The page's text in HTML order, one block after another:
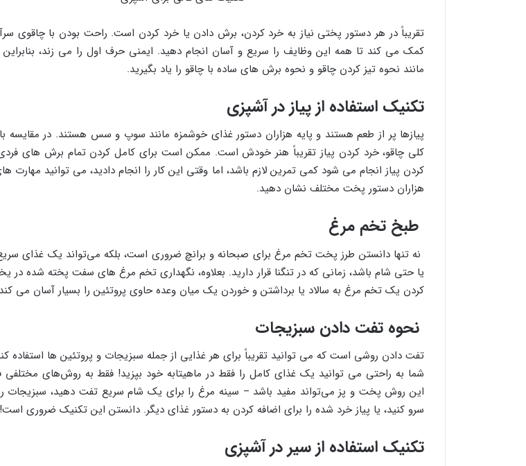
تقریباً در هر دستور پختی نیاز به خرد کردن، برش دادن یا خرد کردن است. راحت بودن با چاقوی
کمک می کند تا همه این وظایف را سریع و آسان انجام دهید. ایمنی حرف اول را می زند، بنابراین
مانند نحوه تیز کردن چاقو و نحوه برش های ساده با چاقو را یاد بگیرید.
تکنیک استفاده از پیاز در آشپزی
پیازها پر از طعم هستند و پایه هزاران دستور غذای خوشمزه مانند سوپ و سس هستند. در مقایسه
کلی چاقو، خرد کردن پیاز تقریباً هنر خودش است. ممکن است برای کامل کردن تمام برش های
کردن پیاز انجام می شود کمی تمرین لازم باشد، اما وقتی این کار را انجام دادید، می توانید مهارت
هزاران دستور پخت مختلف نشان دهید.
طبخ تخم مرغ
نه تنها دانستن طرز پخت تخم مرغ برای صبحانه و برانچ ضروری است، بلکه می‌تواند یک غذای سریع
یا حتی شام باشد، زمانی که در تنگنا قرار دارید. بعلاوه، نگهداری تخم مرغ های سفت پخته شده در
کردن یک تخم مرغ به سالاد یا برداشتن و خوردن یک میان وعده حاوی پروتئین را بسیار آسان می
نحوه تفت دادن سبزیجات
تفت دادن روشی است که می توانید تقریباً برای هر غذایی از جمله سبزیجات و پروتئین ها استفاده
شما به راحتی می توانید یک غذای کامل را فقط در ماهیتابه خود بپزید! فقط به روش‌های مختلفی
این روش پخت و پز می‌تواند مفید باشد – سینه مرغ را برای یک شام سریع تفت دهید، سبزیجات را
سرو کنید، یا پیاز خرد شده را برای اضافه کردن به دستور غذای دیگر. دانستن این تکنیک ضروری است!
تکنیک استفاده از سیر در آشپزی